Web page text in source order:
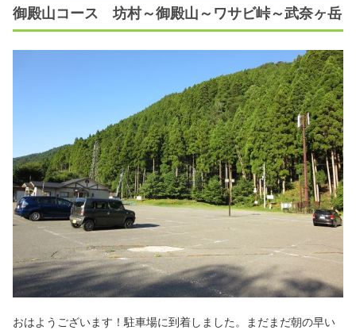
御殿山コース 坊村～御殿山～ワサビ峠～武奈ヶ岳
おはようございます！駐車場に到着しました。まだまだ朝の早い